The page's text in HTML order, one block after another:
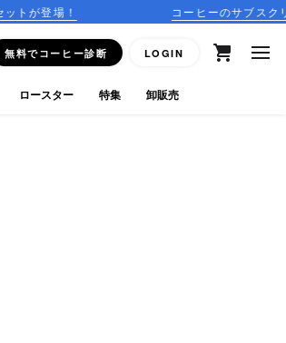
コーヒーのサブスクリプションは
無料でコーヒー診断 LOGIN
ロースター 特集 卸販売